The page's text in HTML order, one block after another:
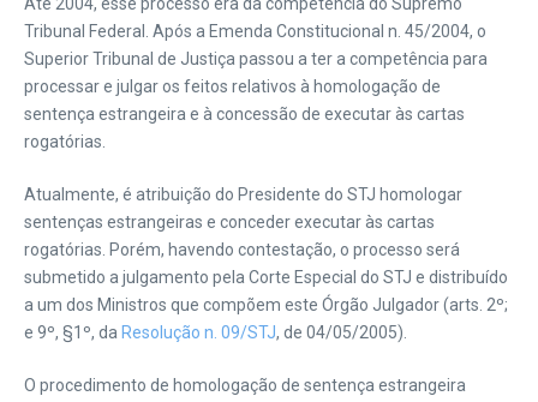
Tribunal Federal. Após a Emenda Constitucional n. 45/2004, o
Superior Tribunal de Justiça passou a ter a competência para
processar e julgar os feitos relativos à homologação de
sentença estrangeira e à concessão de executar às cartas
rogatórias.
Atualmente, é atribuição do Presidente do STJ homologar
sentenças estrangeiras e conceder executar às cartas
rogatórias. Porém, havendo contestação, o processo será
submetido a julgamento pela Corte Especial do STJ e distribuído
a um dos Ministros que compõem este Órgão Julgador (arts. 2º;
e 9º, §1º, da Resolução n. 09/STJ, de 04/05/2005).
O procedimento de homologação de sentença estrangeira